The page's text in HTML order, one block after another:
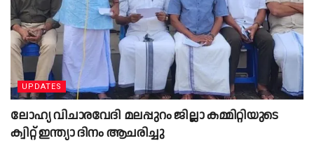
UPDATES
ലോഹ്യ വിചാരവേദി മലപ്പുറം ജില്ലാ കമ്മിറ്റിയുടെ
ക്വിറ്റ് ഇന്ത്യാ ദിനം ആചരിച്ചു